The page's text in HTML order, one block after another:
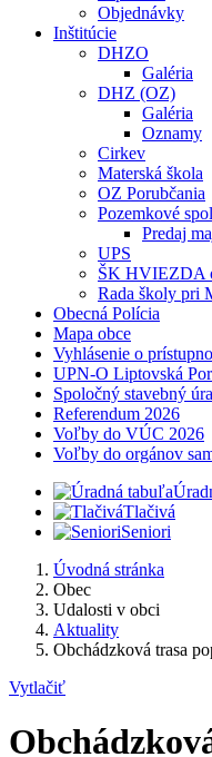
Objednávky
Inštitúcie
DHZO
Galéria
DHZ (OZ)
Galéria
Oznamy
Cirkev
Materská škola
OZ Porubčania
Pozemkové
Predaj
UPS
ŠK HVIEZDA
Rada školy pri
Obecná Polícia
Mapa obce
Vyhlásenie o
UPN-O Liptovská
Spoločný stavebný
Referendum 2026
Voľby do VÚC 2026
Voľby do orgánov
Tlačivá
Seniori
Úvodná stránka
Obec
Udalosti v obci
Aktuality
Obchádzková trasa
Vytlačiť